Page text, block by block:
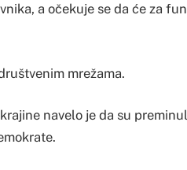
a očekuje se da će za
mrežama.
navelo je da su